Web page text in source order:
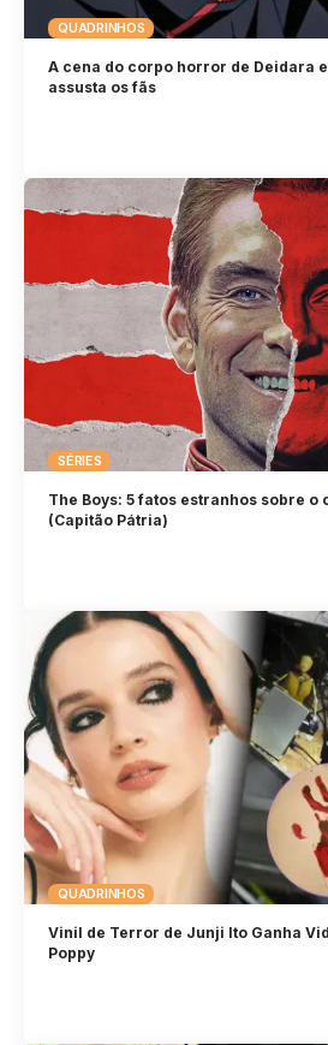
QUADRINHOS
A cena do corpo horror de Deidara
assusta os fãs
SÉRIES
The Boys: 5 fatos estranhos sobre o
(Capitão Pátria)
QUADRINHOS
Vinil de Terror de Junji Ito Ganha
Poppy